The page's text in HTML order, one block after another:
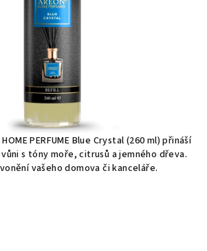
PERFUME Blue Crystal (260 ml) přináší
s tóny moře, citrusů a jemného dřeva.
vašeho domova či kanceláře.